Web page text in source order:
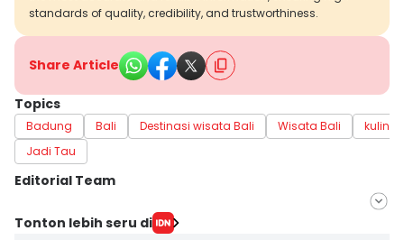
standards of quality, credibility, and trustworthiness.
Share Article
Topics
Badung Bali Destinasi wisata Bali Wisata Bali
kuliner
Jadi Tau
Editorial Team
Editor
Tonton lebih seru di